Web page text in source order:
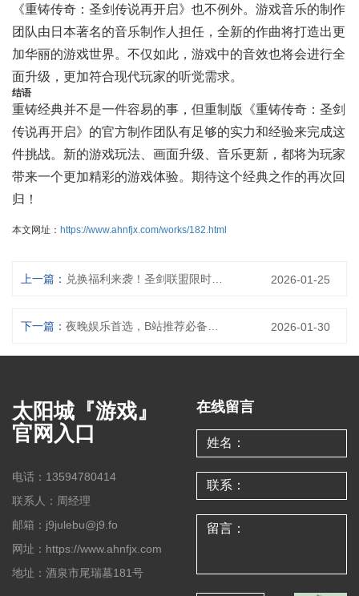
《重铸传奇：圣剑传说再开启》也不例外。游戏音乐的制作
团队由日本著名的音乐制作人担任，全新的作曲将打造出更
加华丽的游戏世界。不仅如此，游戏中的音效也将会进行全
面升级，更加符合现代玩家的听觉需求。
结语
重铸经典并不是一件容易的事，但重制版《重铸传奇：圣剑
传说再开启》的官方制作团队有足够的实力和经验来完成这
件挑战。新的游戏玩法、画面升级、音乐更新，都将为玩家
带来一个更加精彩的游戏体验。期待这个经典之作的再次回
归！
本文网址： https://www.ahnfjx.com/works/182.html
上一篇： 2026-01-25
下一篇： 2026-01-30
太阳城『游戏』
官网入口
电话：13594780414
联系人：周经理
邮箱：j9julebu@j9.fo
网址：https://www.ahnfjx.com
地址：酒泉市尾瑞墓181号
在线留言